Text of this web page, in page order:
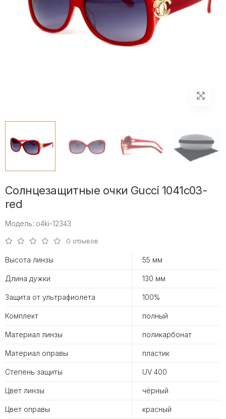
Солнцезащитные очки Gucci 1041c03-
red
Модель: o4ki-12343
0 отзывов
Высота линзы 55 мм
Длина дужки 130 мм
Защита от ультрафиолета 100%
Комплект полный
Материал линзы поликарбонат
Материал оправы пластик
Степень защиты UV 400
Цвет линзы чёрный
Цвет оправы красный